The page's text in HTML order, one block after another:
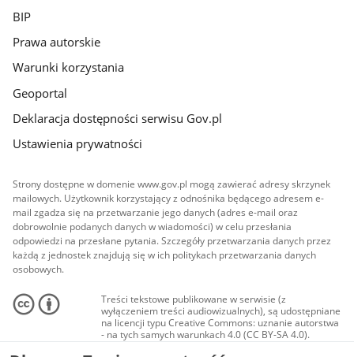
BIP
Prawa autorskie
Warunki korzystania
Geoportal
Deklaracja dostępności serwisu Gov.pl
Ustawienia prywatności
Strony dostępne w domenie www.gov.pl mogą zawierać adresy skrzynek
mailowych. Użytkownik korzystający z odnośnika będącego adresem e-
mail zgadza się na przetwarzanie jego danych (adres e-mail oraz
dobrowolnie podanych danych w wiadomości) w celu przesłania
odpowiedzi na przesłane pytania. Szczegóły przetwarzania danych przez
każdą z jednostek znajdują się w ich politykach przetwarzania danych
osobowych.
Treści tekstowe publikowane w serwisie (z
wyłączeniem treści audiowizualnych), są udostępniane
na licencji typu Creative Commons: uznanie autorstwa
- na tych samych warunkach 4.0 (CC BY-SA 4.0).
Materiały audiowizualne, w tym zdjęcia, materiały